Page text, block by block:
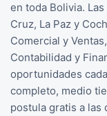
en toda Bolivia.
Cruz, La Paz y
Comercial y
Contabilidad y
oportunidades
completo, medio
postula gratis a las